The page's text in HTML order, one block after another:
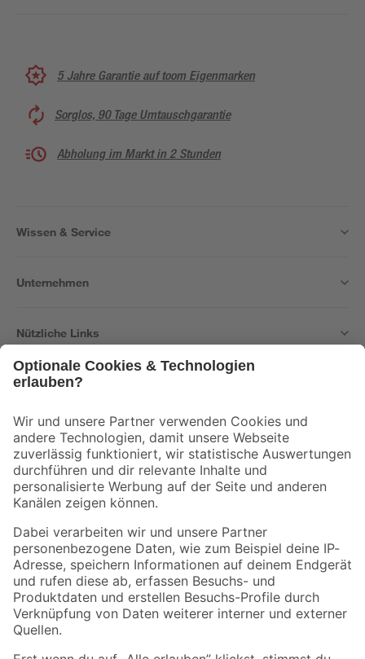
5 Jahre Garantie auf toom Eigenmarken
Sorglos, 90 Tage Umtauschgarantie
Abholung im Markt in 2 Stunden
Wissen & Service
Unternehmen
Nützliche Links
Der toom Newsletter: Keine Angebote und Aktionen mehr verpassen!
Zur Newsletter Anmeldung
Folge uns
Zahlungsarten Versandarten
Sicher einkaufen